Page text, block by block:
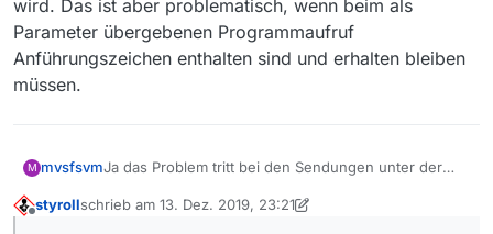
wird. Das ist aber problematisch, wenn beim als
Parameter übergebenen Programmaufruf
Anführungszeichen enthalten sind und erhalten bleiben
müssen.
M mvsfsvmJa das Problem tritt bei den Sendungen unter der
heruntergeladen werden und als TS-Date auf der
Ursache ist meiner Meinung nacxh das VLC nicht
styrollschrieb am 13. Dez. 2019, 23:21
zuletzt editiert von styroll